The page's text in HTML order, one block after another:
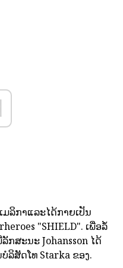
ລິກາແລະໄດ້ກາຍເປັນ
"SHIELD". ເພື່ອລໍ້
ກສະນະ Johansson ໄດ້
ລິສັດໂທ Starka ຂອງ.